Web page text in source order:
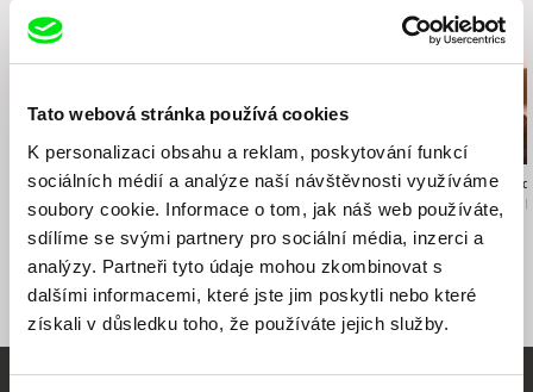
Tato webová stránka používá cookies
K personalizaci obsahu a reklam, poskytování funkcí
sociálních médií a analýze naší návštěvnosti využíváme
soubory cookie. Informace o tom, jak náš web používáte,
sdílíme se svými partnery pro sociální média, inzerci a
analýzy. Partneři tyto údaje mohou zkombinovat s
dalšími informacemi, které jste jim poskytli nebo které
získali v důsledku toho, že používáte jejich služby.
Související filmy (20)
Namiko Sakamoto
Ukradl jsi mé srdce
Anastasiia Nikitina
Houska s máslem
Karolína
Mezi vším a